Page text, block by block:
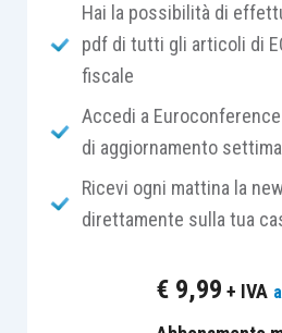
operazioni, il profilo
adempimenti da porre in
gestione delle operazioni
LEGGI LA RISPOSTA DI
TRIBUTARI SU
Hai la possibilità di
pdf di tutti gli articoli di
fiscale
Accedi a
di aggiornamento
Ricevi ogni mattina la
direttamente sulla tua
€ 9,99 + IVA